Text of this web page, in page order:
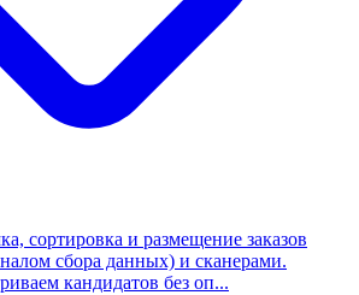
сортировка и размещение заказов
сбора данных) и сканерами.
кандидатов без оп...